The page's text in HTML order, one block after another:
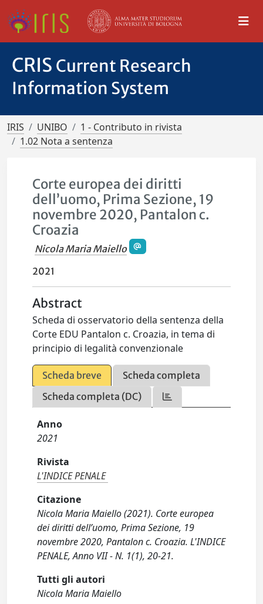
CRIS Current Research
Information System
IRIS UNIBO
1 - Contributo in rivista
1.02 Nota a sentenza
Corte europea dei diritti
dell’uomo, Prima Sezione, 19
novembre 2020, Pantalon c.
Croazia
Nicola Maria Maiello
2021
Abstract
Scheda di osservatorio della sentenza della
Corte EDU Pantalon c. Croazia, in tema di
principio di legalità convenzionale
Scheda breve
Scheda completa
Scheda completa (DC)
Anno
2021
Rivista
L'INDICE PENALE
Citazione
Nicola Maria Maiello (2021). Corte europea
dei diritti dell’uomo, Prima Sezione, 19
novembre 2020, Pantalon c. Croazia. L'INDICE
PENALE, Anno VII - N. 1(1), 20-21.
Tutti gli autori
Nicola Maria Maiello